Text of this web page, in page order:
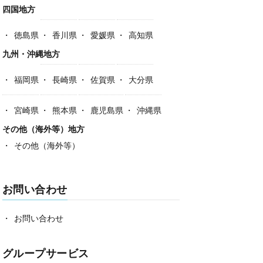
四国地方
徳島県 香川県 愛媛県
高知県
九州・沖縄地方
福岡県 長崎県 佐賀県 大分県
宮崎県 熊本県 鹿児島県
沖縄県
その他（海外等）地方
その他（海外等）
お問い合わせ
お問い合わせ
グループサービス